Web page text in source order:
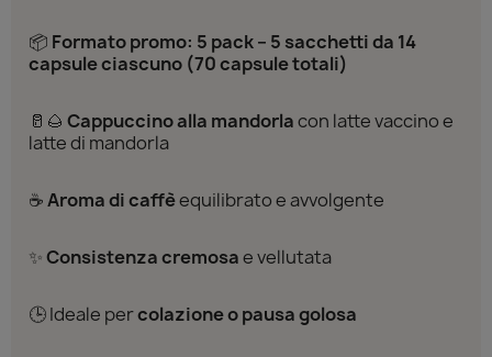
📦 Formato promo: 5 pack – 5 sacchetti da 14
capsule ciascuno (70 capsule totali)
🥛🌰 Cappuccino alla mandorlacon latte vaccino e
latte di mandorla
☕Aroma di caffèequilibrato e avvolgente
✨Consistenza cremosae vellutata
🕒 Ideale percolazione o pausa golosa